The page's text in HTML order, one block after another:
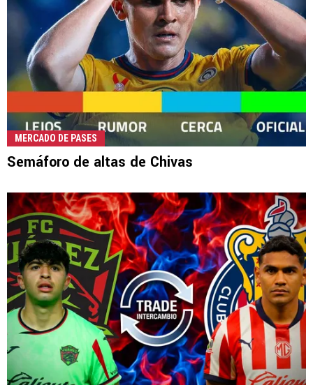
MERCADO DE PASES
Semáforo de altas de Chivas